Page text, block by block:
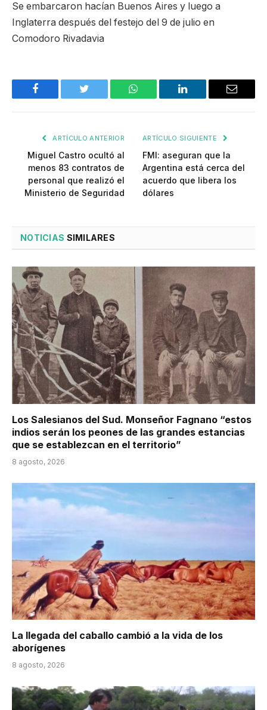
Se embarcaron hacían Buenos Aires y luego a
Inglaterra después del festejo del 9 de julio en
Comodoro Rivadavia
Facebook Twitter WhatsApp LinkedIn Email
ARTÍCULO ANTERIOR
Miguel Castro ocultó al
menos 83 contratos de
personal que realizó el
Ministerio de Seguridad
ARTÍCULO SIGUIENTE
FMI: aseguran que la
Argentina está cerca del
acuerdo que libera los
dólares
NOTICIAS SIMILARES
Los Salesianos del Sud. Monseñor Fagnano “estos
indios serán los peones de las grandes estancias
que se establezcan en el territorio”
8 agosto, 2026
La llegada del caballo cambió a la vida de los
aborígenes
8 agosto, 2026